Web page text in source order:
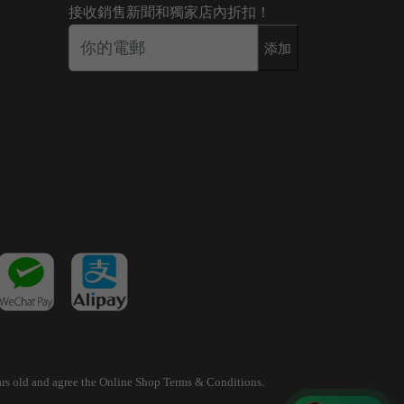
接收銷售新聞和獨家店內折扣！
添加
old and agree the Online Shop Terms & Conditions.